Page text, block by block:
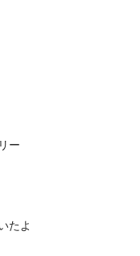
ー
たよ